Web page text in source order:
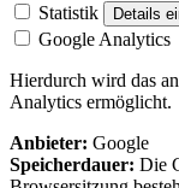
Statistik
Details
Google Analytics
Hierdurch wird das
Analytics ermöglicht.
Anbieter: Google
Speicherdauer: Die